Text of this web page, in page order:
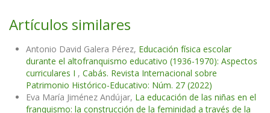
Artículos similares
Antonio David Galera Pérez, Educación física escolar
durante el altofranquismo educativo (1936-1970): Aspectos
curriculares I , Cabás. Revista Internacional sobre
Patrimonio Histórico-Educativo: Núm. 27 (2022)
Eva María Jiménez Andújar, La educación de las niñas en el
franquismo: la construcción de la feminidad a través de la